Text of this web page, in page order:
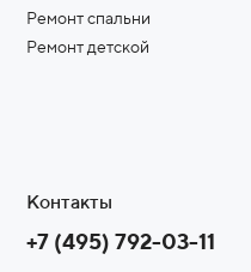
+7 (495) 792-03-11
Контакты
Ремонт спальни
Ремонт детской